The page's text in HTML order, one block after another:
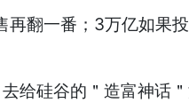
翻一番；3万亿如果
给硅谷的＂造富神话＂